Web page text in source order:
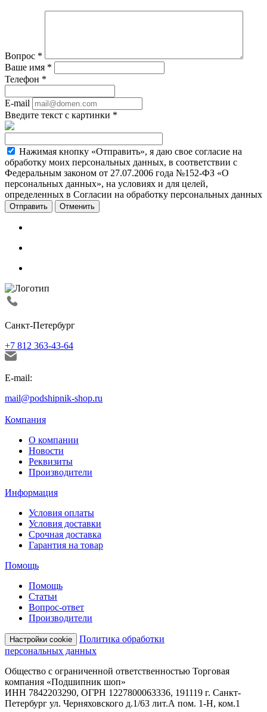
Вопрос *
Ваше имя *
Телефон *
E-mail
Введите текст с картинки *
Нажимая кнопку «Отправить», я даю свое согласие на
обработку моих персональных данных, в соответствии с
Федеральным законом от 27.07.2006 года №152-ФЗ «О
персональных данных», на условиях и для целей,
определенных в Согласии на обработку персональных данных
Отменить
Санкт-Петербург
+7 812 363-43-64
E-mail:
mail@podshipnik-shop.ru
Компания
О компании
Новости
Реквизиты
Производители
Информация
Условия оплаты
Условия доставки
Срочная доставка
Гарантия на товар
Помощь
Помощь
Статьи
Вопрос-ответ
Производители
Настройки cookie
Политика обработки
персональных данных
Общество с ограниченной ответственностью Торговая
компания «Подшипник шоп»
ИНН 7842203290, ОГРН 1227800063336, 191119 г. Санкт-
Петербург ул. Черняховского д.1/63 лит.А пом. 1-Н, ком.1